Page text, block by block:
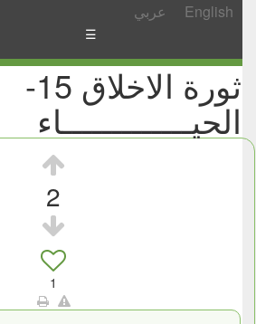
عربي English
☰
ثورة الاخلاق 15-
الحيـــــــــــــاء
2
1